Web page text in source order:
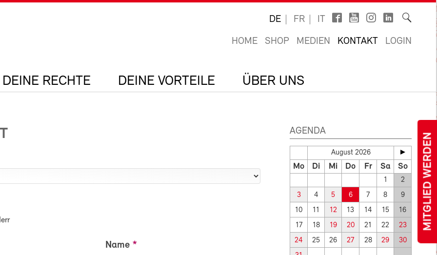
MITGLIED WERDEN
DE FR IT
HOME SHOP MEDIEN KONTAKT LOGIN
DEINE RECHTE DEINE VORTEILE ÜBER UNS
Name
AGENDA
August 2026
Mo Di Mi Do Fr Sa So
1 2
3 4 5 6 7 8 9
10 11 12 13 14 15 16
17 18 19 20 21 22 23
24 25 26 27 28 29 30